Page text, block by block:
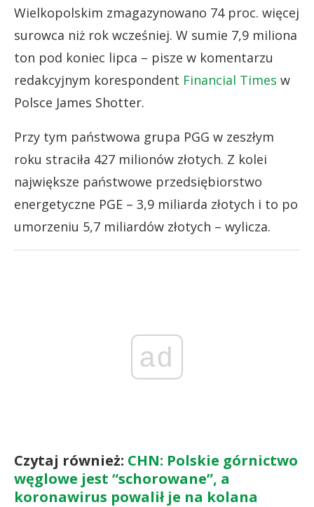
Wielkopolskim zmagazynowano 74 proc. więcej
surowca niż rok wcześniej. W sumie 7,9 miliona
ton pod koniec lipca – pisze w komentarzu
redakcyjnym korespondent Financial Times w
Polsce James Shotter.
Przy tym państwowa grupa PGG w zeszłym
roku straciła 427 milionów złotych. Z kolei
największe państwowe przedsiębiorstwo
energetyczne PGE – 3,9 miliarda złotych i to po
umorzeniu 5,7 miliardów złotych – wylicza.
ad
Czytaj również: CHN: Polskie górnictwo
węglowe jest “schorowane”, a
koronawirus powalił je na kolana